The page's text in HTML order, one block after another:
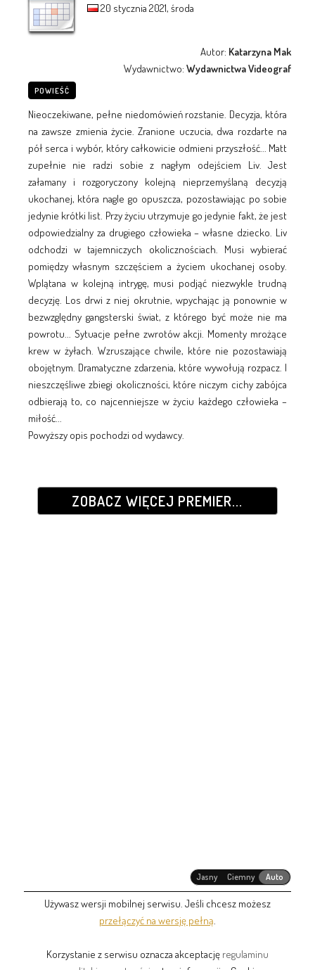
20 stycznia 2021, środa
Autor: Katarzyna Mak
Wydawnictwo:Wydawnictwa Videograf
POWIEŚĆ
Nieoczekiwane, pełne niedomówień rozstanie. Decyzja, która
na zawsze zmienia życie. Zranione uczucia, dwa rozdarte na
pół serca i wybór, który całkowicie odmieni przyszłość... Matt
zupełnie nie radzi sobie z nagłym odejściem Liv. Jest
załamany i rozgoryczony kolejną nieprzemyślaną decyzją
ukochanej, która nagle go opuszcza, pozostawiając po sobie
jedynie krótki list. Przy życiu utrzymuje go jedynie fakt, że jest
odpowiedzialny za drugiego człowieka – własne dziecko. Liv
odchodzi w tajemniczych okolicznościach. Musi wybierać
pomiędzy własnym szczęściem a życiem ukochanej osoby.
Wplątana w kolejną intrygę, musi podjąć niezwykle trudną
decyzję. Los drwi z niej okrutnie, wpychając ją ponownie w
bezwzględny gangsterski świat, z którego być może nie ma
powrotu... Sytuacje pełne zwrotów akcji. Momenty mrożące
krew w żyłach. Wzruszające chwile, które nie pozostawiają
obojętnym. Dramatyczne zdarzenia, które wywołują rozpacz. I
nieszczęśliwe zbiegi okoliczności, które niczym cichy zabójca
odbierają to, co najcenniejsze w życiu każdego człowieka –
miłość...
Powyższy opis pochodzi od wydawcy.
ZOBACZ WIĘCEJ PREMIER...
Jasny Ciemny Auto
Używasz wersji mobilnej serwisu. Jeśli chcesz możesz
przełączyć na wersję pełną
Korzystanie z serwisu oznacza akceptację regulaminu